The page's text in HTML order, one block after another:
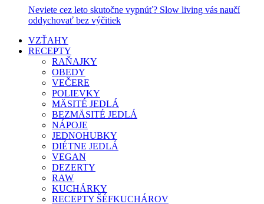
Neviete cez leto skutočne vypnúť? Slow living vás naučí
oddychovať bez výčitiek
VZŤAHY
RECEPTY
RAŇAJKY
OBEDY
VEČERE
POLIEVKY
MÄSITÉ JEDLÁ
BEZMÄSITÉ JEDLÁ
NÁPOJE
JEDNOHUBKY
DIÉTNE JEDLÁ
VEGAN
DEZERTY
RAW
KUCHÁRKY
RECEPTY ŠÉFKUCHÁROV